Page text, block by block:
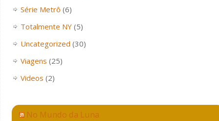
Série Metrô (6)
Totalmente NY(5)
Uncategorized (30)
Viagens (25)
Videos (2)
No Mundo da Luna